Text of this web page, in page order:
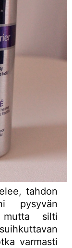
tahdon
pysyvän
silti
varmasti